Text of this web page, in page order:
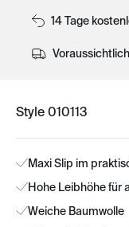
14 Tage
Style 010113
Maxi Slip im
Hohe Leibhöhe für
Weiche Baumwolle